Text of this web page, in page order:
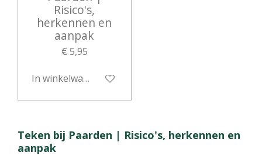
Risico's,
herkennen en
aanpak
€ 5,95
In winkelwagen
Teken bij Paarden | Risico's, herkennen en
aanpak